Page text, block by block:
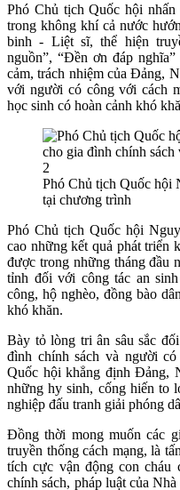
Phó Chủ tịch Quốc hội
trong không khí cả nước
binh - Liệt sĩ, thể hiện
nguồn”, “Đền ơn đáp
cảm, trách nhiệm của Đảng,
với người có công với cách
học sinh có hoàn cảnh khó
Phó Chủ tịch Quốc hội
tại chương trình
Phó Chủ tịch Quốc hội
cao những kết quả phát
được trong những tháng đầu
tỉnh đối với công tác an
công, hộ nghèo, đồng bào
khó khăn.
Bày tỏ lòng tri ân sâu sắc
đình chính sách và người
Quốc hội khẳng định Đảng,
những hy sinh, cống hiến to
nghiệp đấu tranh giải phóng
Đồng thời mong muốn các
truyền thống cách mạng, là
tích cực vận động con cháu
chính sách, pháp luật của